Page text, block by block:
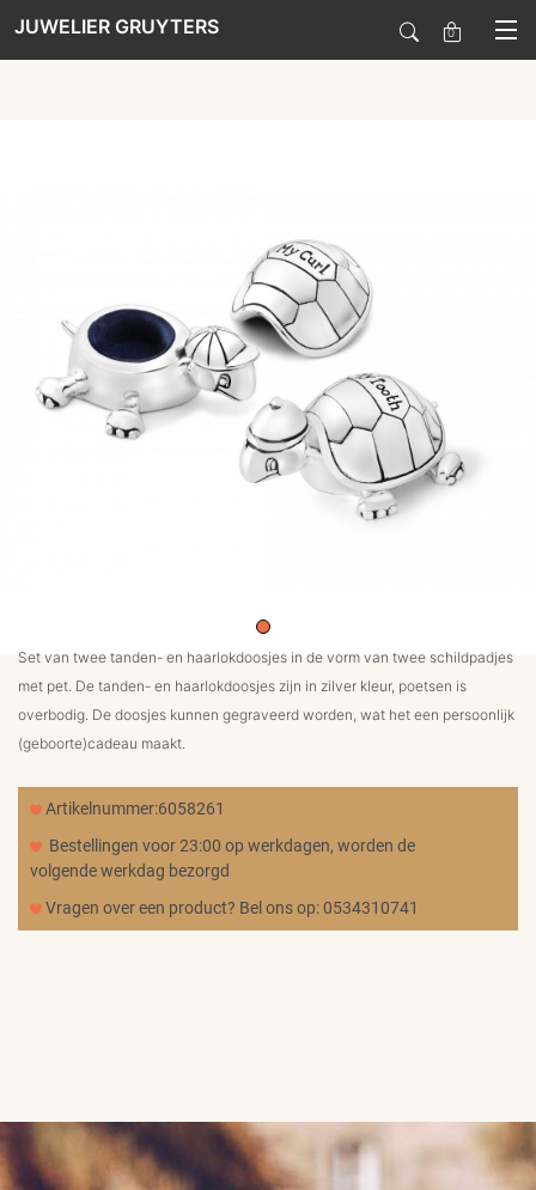
JUWELIER GRUYTERS
SMARTWATCHES
NORQAIN
REPARATIE
0
Set van twee tanden- en haarlokdoosjes in de vorm van twee schildpadjes
met pet. De tanden- en haarlokdoosjes zijn in zilver kleur, poetsen is
overbodig. De doosjes kunnen gegraveerd worden, wat het een persoonlijk
(geboorte)cadeau maakt.
Artikelnummer:6058261
Bestellingen voor 23:00 op werkdagen, worden de
volgende werkdag bezorgd
Vragen over een product? Bel ons op: 0534310741